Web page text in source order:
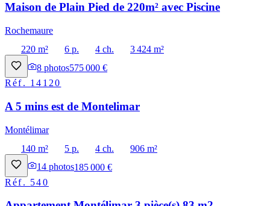
Maison de Plain Pied de 220m² avec Piscine
Rochemaure
220 m²
6 p. 4 ch.
3 424 m²
8 photos575 000 €
Réf. 14120
A 5 mins est de Montelimar
Montélimar
140 m²
5 p. 4 ch.
906 m²
14 photos185 000 €
Réf. 540